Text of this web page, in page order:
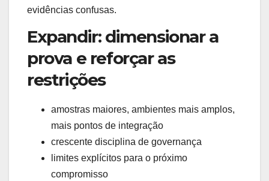
evidências confusas.
Expandir: dimensionar a
prova e reforçar as
restrições
amostras maiores, ambientes mais amplos,
mais pontos de integração
crescente disciplina de governança
limites explícitos para o próximo
compromisso